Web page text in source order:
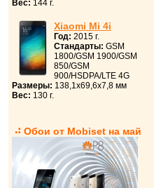
Вес: 144 г.
Xiaomi Mi 4i
Год: 2015 г.
Стандарты: GSM
1800/GSM 1900/GSM
850/GSM
900/HSDPA/LTE 4G
Размеры: 138,1x69,6x7,8 мм
Вес: 130 г.
Обои от Mobiset на май